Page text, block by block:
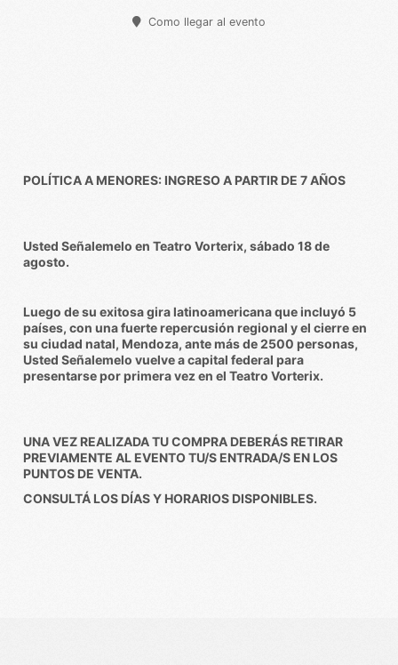
Como llegar al evento
POLÍTICA A MENORES: INGRESO A PARTIR DE 7 AÑOS
Usted Señalemelo en Teatro Vorterix, sábado 18 de
agosto.
Luego de su exitosa gira latinoamericana que incluyó 5
países, con una fuerte repercusión regional y el cierre en
su ciudad natal, Mendoza, ante más de 2500 personas,
Usted Señalemelo vuelve a capital federal para
presentarse por primera vez en el Teatro Vorterix.
UNA VEZ REALIZADA TU COMPRA DEBERÁS RETIRAR
PREVIAMENTE AL EVENTO TU/S ENTRADA/S EN LOS
PUNTOS DE VENTA.
CONSULTÁ LOS DÍAS Y HORARIOS DISPONIBLES.